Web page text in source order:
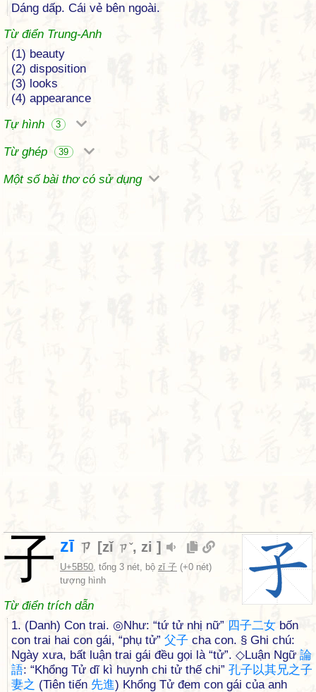
Dáng dấp. Cái vẻ bên ngoài.
Từ điển Trung-Anh
(1) beauty
(2) disposition
(3) looks
(4) appearance
Tự hình
3
Từ ghép 39
Một số bài thơ có sử dụng
子 zī ㄗ [zǐ ㄗˇ, zi ]
U+5B50, tổng 3 nét, bộ zǐ 子 (+0 nét)
tượng hình
Từ điển trích dẫn
1. (Danh) Con trai. ◎Như: “tứ tử nhị nữ” 四子二女 bốn
con trai hai con gái, “phụ tử” 父子 cha con. § Ghi chú:
Ngày xưa, bất luận trai gái đều gọi là “tử”. ◇Luận Ngữ 論
語: “Khổng Tử dĩ kì huynh chi tử thế chi” 孔子以其兄之子
妻之 (Tiên tiến 先進) Khổng Tử đem con gái của anh